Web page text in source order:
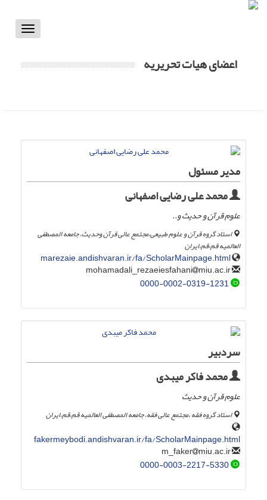
Toggle
اعضای هیات تحریریه
مدیر مسئول
محمد علی رضایی اصفهانی
علوم قرآن و حدیث و..
استاد گروه قرآن و علوم طبیعی،مجتمع عالی قرآن وحدیث، جامعه المصطفی
العالمیه قم،قم،ایران
marezaie.andishvaran.ir/fa/ScholarMainpage.html
miu.ac.ir
0000-0002-0319-1231
سردبیر
محمد فاکر میبدی
علوم قرآن و حدیث
استاد گروه فقه ،مجتمع عالی فقه، جامعه المصطفی العالمیه قم،قم،ایران
fakermeybodi.andishvaran.ir/fa/ScholarMainpage.html
miu.ac.ir
0000-0003-2217-5330